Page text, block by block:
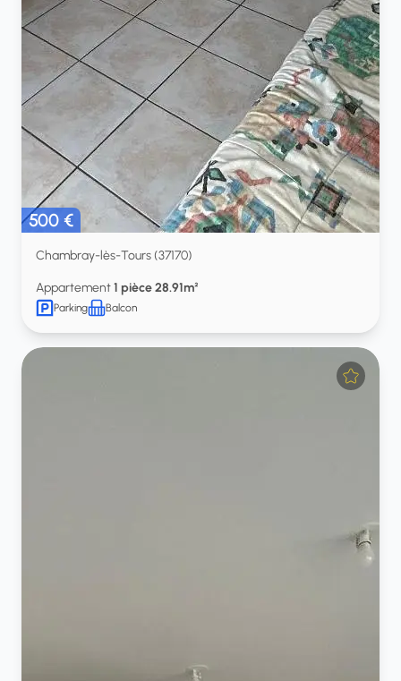
500 €
Chambray-lès-Tours (37170)
Appartement1 pièce 28.91m²
Parking Balcon